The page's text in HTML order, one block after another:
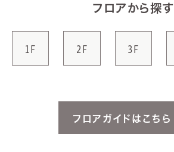
フロアから探す
1F 2F 3F
フロアガイドはこちら